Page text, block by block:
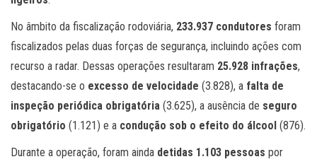
No âmbito da fiscalização rodoviária, 233.937 condutores foram
fiscalizados pelas duas forças de segurança, incluindo ações com
recurso a radar. Dessas operações resultaram 25.928 infrações,
destacando-se o excesso de velocidade (3.828), a falta de
inspeção periódica obrigatória (3.625), a ausência de seguro
obrigatório (1.121) e a condução sob o efeito do álcool (876).
Durante a operação, foram ainda detidas 1.103 pessoas por